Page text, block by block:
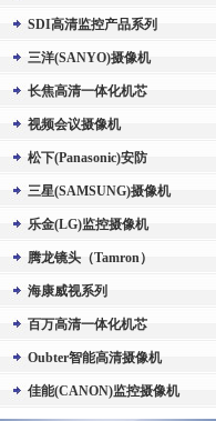
SDI高清监控产品系列
三洋(SANYO)摄像机
长焦高清一体化机芯
视频会议摄像机
松下(Panasonic)安防
三星(SAMSUNG)摄像机
乐金(LG)监控摄像机
腾龙镜头（Tamron）
海康威视系列
百万高清一体化机芯
Oubter智能高清摄像机
佳能(CANON)监控摄像机